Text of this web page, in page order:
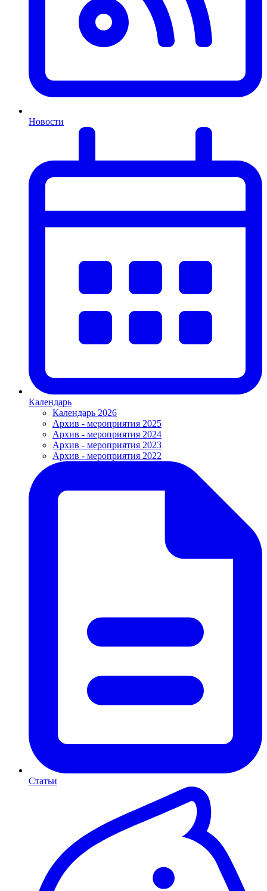
Новости
Календарь
Календарь 2026
Архив - мероприятия 2025
Архив - мероприятия 2024
Архив - мероприятия 2023
Архив - мероприятия 2022
Статьи